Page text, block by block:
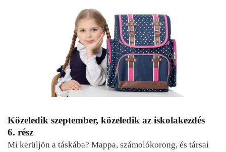
Közeledik szeptember, közeledik az iskolakezdés
6. rész
Mi kerüljön a táskába? Mappa, számolókorong, és társai